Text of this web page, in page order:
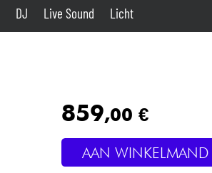
France
Belgique
Deutschland
Live Sound
Blaasinstrument
DJ Live Sound Licht
859,00 €
AAN